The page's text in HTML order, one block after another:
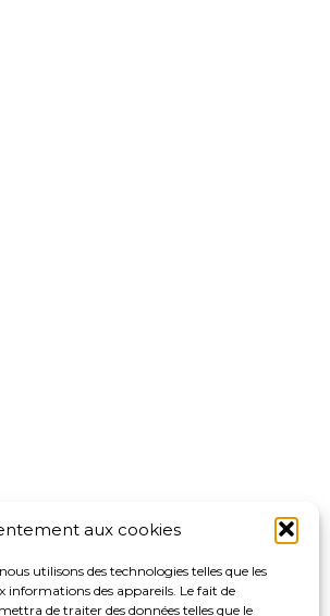
aux cookies
utilisons des technologies telles que les
informations des appareils. Le fait de
de traiter des données telles que le